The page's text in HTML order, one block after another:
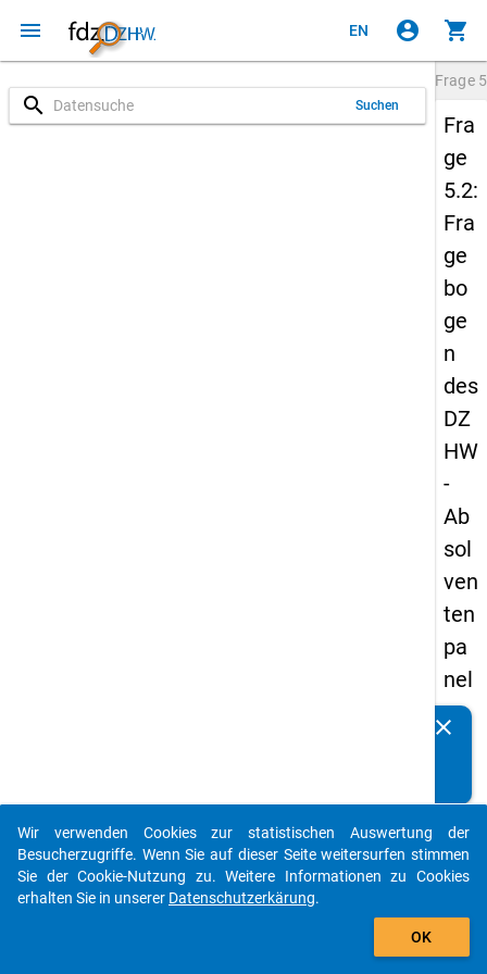
menu EN account_circle shopping_cart
search Suchen
Frage
Fra
ge
5.2:
Fra
ge
bo
ge
n
des
DZ
HW
-
Ab
sol
ven
ten
pa
nel
s
-
zw
eit
clear
auto_stories
add_shopping_cart
Wir verwenden Cookies zur statistischen Auswertung der
Besucherzugriffe. Wenn Sie auf dieser Seite weitersurfen stimmen
Sie der Cookie-Nutzung zu. Weitere Informationen zu Cookies
erhalten Sie in unserer Datenschutzerkärung.
OK